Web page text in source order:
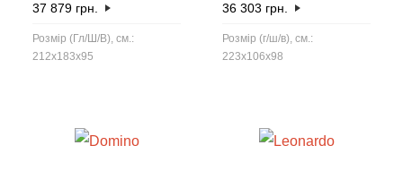
37 879 грн.
Розмір (Гл/Ш/В), см.:
212x183x95
36 303 грн.
Розмір (г/ш/в), см.:
223x106x98